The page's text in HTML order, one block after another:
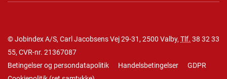
© Jobindex A/S, Carl Jacobsens Vej 29-31, 2500 Valby, Tlf. 38 32 33
55, CVR-nr. 21367087
Betingelser og persondatapolitik
Handelsbetingelser
GDPR